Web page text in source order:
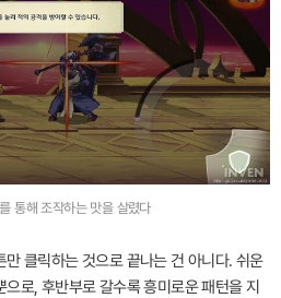
통해 조작하는 맛을 살렸다
클릭하는 것으로 끝나는 건 아니다. 쉬운
로, 후반부로 갈수록 흥미로운 패턴을 지